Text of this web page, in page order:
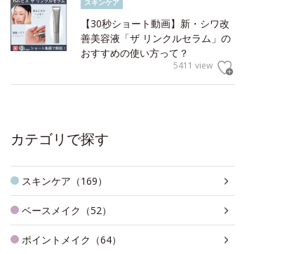
スキンケア
【30秒ショート動画】新・シワ改
善美容液「ザ リンクルセラム」の
おすすめの使い方って？
5411 view
カテゴリで探す
スキンケア（169）
ベースメイク（52）
ポイントメイク（64）